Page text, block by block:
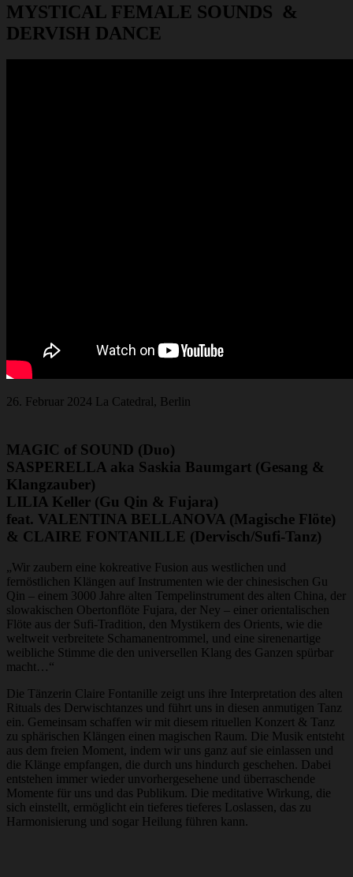
MYSTICAL FEMALE SOUNDS &
DERVISH DANCE
26. Februar 2024 La Catedral, Berlin
MAGIC of SOUND (Duo)
SASPERELLA aka Saskia Baumgart (Gesang &
Klangzauber)
LILIA Keller (Gu Qin & Fujara)
feat. VALENTINA BELLANOVA (Magische Flöte)
& CLAIRE FONTANILLE (Dervisch/Sufi-Tanz)
„Wir zaubern eine kokreative Fusion aus westlichen und
fernöstlichen Klängen auf Instrumenten wie der chinesischen Gu
Qin – einem 3000 Jahre alten Tempelinstrument des alten China, der
slowakischen Obertonflöte Fujara, der Ney – einer orientalischen
Flöte aus der Sufi-Tradition, den Mystikern des Orients, wie die
weltweit verbreitete Schamanentrommel, und eine sirenenartige
weibliche Stimme die den universellen Klang des Ganzen spürbar
macht…“
Die Tänzerin Claire Fontanille zeigt uns ihre Interpretation des alten
Rituals des Derwischtanzes und führt uns in diesen anmutigen Tanz
ein. Gemeinsam schaffen wir mit diesem rituellen Konzert & Tanz
zu sphärischen Klängen einen magischen Raum. Die Musik entsteht
aus dem freien Moment, indem wir uns ganz auf sie einlassen und
die Klänge empfangen, die durch uns hindurch geschehen. Dabei
entstehen immer wieder unvorhergesehene und überraschende
Momente für uns und das Publikum. Die meditative Wirkung, die
sich einstellt, ermöglicht ein tieferes tieferes Loslassen, das zu
Harmonisierung und sogar Heilung führen kann.